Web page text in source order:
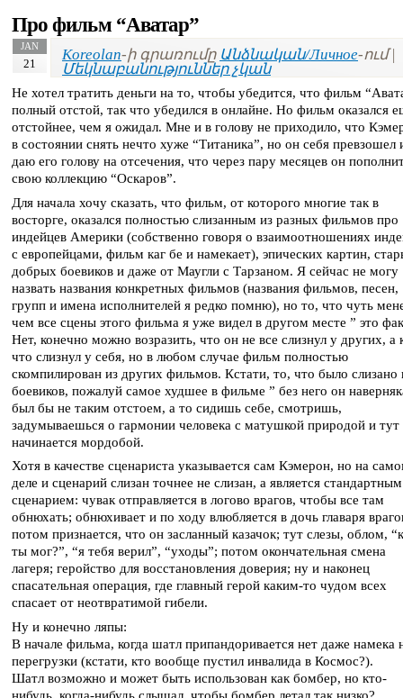
Про фильм “Аватар”
JAN
21
Koreolan-ի գրառումը Անձնական/Личное-ում |
Մեկնաբանություններ չկան
Не хотел тратить деньги на то, чтобы убедится, что фильм
полный отстой, так что убедился в онлайне. Но фильм оказался
отстойнее, чем я ожидал. Мне и в голову не приходило, что
в состоянии снять нечто хуже “Титаника”, но он себя превзошел
даю его голову на отсечения, что через пару месяцев он
свою коллекцию “Оскаров”.
Для начала хочу сказать, что фильм, от которого многие так в
восторге, оказался полностью слизанным из разных фильмов про
индейцев Америки (собственно говоря о взаимоотношениях
с европейцами, фильм каг бе и намекает), эпических картин,
добрых боевиков и даже от Маугли с Тарзаном. Я сейчас не могу
назвать названия конкретных фильмов (названия фильмов, песен,
групп и имена исполнителей я редко помню), но то, что чуть
чем все сцены этого фильма я уже видел в другом месте ” это
Нет, конечно можно возразить, что он не все слизнул у других, а
что слизнул у себя, но в любом случае фильм полностью
скомпилирован из других фильмов. Кстати, то, что было слизано
боевиков, пожалуй самое худшее в фильме ” без него он
был бы не таким отстоем, а то сидишь себе, смотришь,
задумываешься о гармонии человека с матушкой природой и тут
начинается мордобой.
Хотя в качестве сценариста указывается сам Кэмерон, но на
деле и сценарий слизан точнее не слизан, а является стандартным
сценарием: чувак отправляется в логово врагов, чтобы все там
обнюхать; обнюхивает и по ходу влюбляется в дочь главаря
потом признается, что он засланный казачок; тут слезы, облом,
ты мог?”, “я тебя верил”, “уходы”; потом окончательная смена
лагеря; геройство для восстановления доверия; ну и наконец
спасательная операция, где главный герой каким-то чудом всех
спасает от неотвратимой гибели.
Ну и конечно ляпы:
В начале фильма, когда шатл припандоривается нет даже намека
перегрузки (кстати, кто вообще пустил инвалида в Космос?).
Шатл возможно и может быть использован как бомбер, но кто-